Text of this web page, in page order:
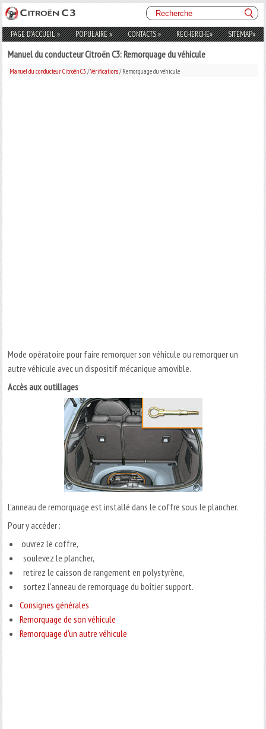
PAGE D'ACCUEIL» POPULAIRE» CONTACTS» RECHERCHE» SITEMAP»
Manuel du conducteur Citroën C3: Remorquage du véhicule
Manuel du conducteur Citroën C3 /Vérifications/ Remorquage du véhicule
Mode opératoire pour faire remorquer son véhicule ou remorquer un
autre véhicule avec un dispositif mécanique amovible.
Accès aux outillages
L'anneau de remorquage est installé dans le coffre sous le plancher.
Pour y accéder :
ouvrez le coffre,
soulevez le plancher,
retirez le caisson de rangement en polystyrène,
sortez l'anneau de remorquage du boîtier support.
Consignes générales
Remorquage de son véhicule
Remorquage d'un autre véhicule